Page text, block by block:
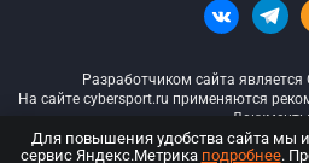
Разработчиком сайта
На сайте cybersport.ru применяются
Документы
© ООО «Киберспорт.ру» —
Для повышения удобства сайта мы
сервис Яндекс.Метрика подробнее.